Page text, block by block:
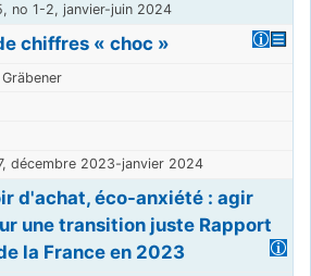
no 1-2, janvier-juin 2024
chiffres « choc »
décembre 2023-janvier 2024
d'achat, éco-anxiété : agir
une transition juste Rapport
la France en 2023